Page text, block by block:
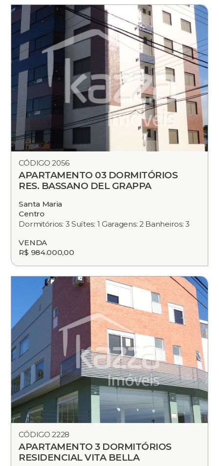
CÓDIGO 2056
APARTAMENTO 03 DORMITÓRIOS
RES. BASSANO DEL GRAPPA
Santa Maria
Centro
Dormitórios: 3 Suítes: 1 Garagens: 2 Banheiros: 3
VENDA
R$ 984.000,00
CÓDIGO 2228
APARTAMENTO 3 DORMITÓRIOS
RESIDENCIAL VITA BELLA